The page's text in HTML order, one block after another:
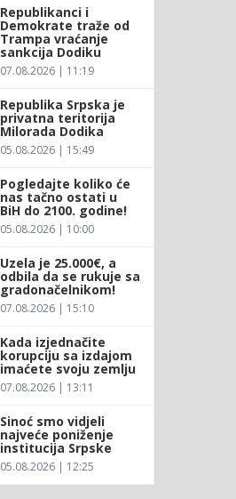
Republikanci i
Demokrate traže od
Trampa vraćanje
sankcija Dodiku
07.08.2026 | 11:19
Republika Srpska je
privatna teritorija
Milorada Dodika
05.08.2026 | 15:49
Pogledajte koliko će
nas tačno ostati u
BiH do 2100. godine!
05.08.2026 | 10:00
Uzela je 25.000€, a
odbila da se rukuje sa
gradonačelnikom!
07.08.2026 | 15:10
Kada izjednačite
korupciju sa izdajom
imaćete svoju zemlju
07.08.2026 | 13:11
Sinoć smo vidjeli
najveće poniženje
institucija Srpske
05.08.2026 | 12:25